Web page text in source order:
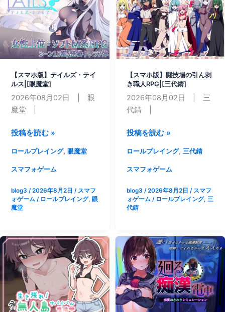
ぁ]
ス
ブ
タ
ー
ボ
だ
け
の
謎
ー
ル!
ト
レ
ー
ナ
に
勝
つ
と
エ
ッ
チ
【スマホ版】テイルズ・テイ
ルス|[眼魔堂]
2026年08月02日 | 眼
魔堂 |
【ス
ホ
版】
イ
ル
イ
ル
ス|
[眼
魔
堂]
投稿を読む »
ロールプレイング, 眼魔堂
スマフォゲーム
blog3 /2026年8月2日 / スマフ
ォゲーム/ ロールプレイング, 眼
魔堂
【スマホ版】闘技場の引ん剥
き職人RPG|[三代錆]
2026年08月02日 | 三
代錆 |
【ス
ホ
版】
技
場
ん
剥
き
職
人
RPG|
投稿を読む »
ロールプレイング, 三代錆
スマフォゲーム
blog3 /2026年8月2日 / スマフ
ォゲーム/ ロールプレイング, 三
代錆